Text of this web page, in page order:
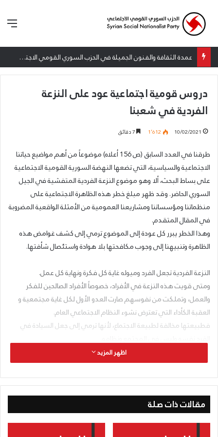
عمدة الثقافة والفنون الجميلة في الحزب السوري القومي الاجتماعي تعلن نتائج الدورة الخامسة من جائزة أنطون سعاده الأدبية
دروس قومية اجتماعية عود على النزعة
الفردية في شعبنا
10/02/2021 1٬612
طرقنا في العدد السابق (ص 156 أعلاه) موضوعاً من أهم مواضيع حياتنا
الاجتماعية والسياسية، التي تضعها النهضة السورية القومية الاجتماعية
على بساط البحث، ألا وهو موضوع النزعة الفردية المتفشية في الجيل
السوري الحاضر. وقد ظهر مبلغ خطر هذه الظاهرة الاجتماعية على
منظماتنا ومؤسساتنا ومشاريعنا العمومية من الأمثلة الواقعية المضروبة
في المقال المتقدم.
وهذا الخطر يبرر كل عودة إلى الموضوع ترمي إلى كشف غوامض هذه
الظاهرة وتنبيهنا إلى وجوب مكافحتها بلا هوادة واستئصال شأفتها.
النزعة الفردية تجعل الفرد وميوله غاية كل فكرة ونهاية كل عمل.
ومتى قويت هذه النزعة في الأفراد، خصوصاً الأفراد الصالحين للفكر
والعمل، وتملكت من نفوسهم صارت العدو الأول لكل غاية مجتمعية و
العقبة الكأداء التي تعترض نشوء النظام الاجتماعي العام.
فطبيعتها مخالفة لطبيعة الاجتماع، لأنها ترمي إلى جعل السيادة في
ولما كان الأفراد غير موجودين إلا في الجماعة، كانت النزعة الفردية، التي
تعدّ الفرد كل شيء في العالم، أكبر عامل تفكك وهدم لكيان الجماعة،
الذي هو الكيان الإنساني الحقيقي منذ ظهر الإنسان على مسرح
الجماعة لا يقوم إلا بخضوع أفرادها طوعاً أو كرهاً، لكيانها ونظامها، لا فرق
بين أن يكون هذا النظام جيداً أو رديئاً.
اظهر المزيد
مقالات ذات صلة